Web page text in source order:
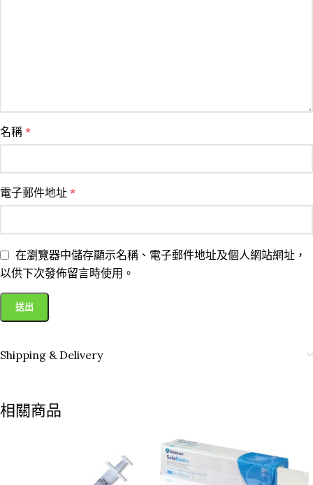
名稱 *
電子郵件地址 *
在瀏覽器中儲存顯示名稱、電子郵件地址及個人網站網址，
以供下次發佈留言時使用。
Shipping & Delivery
相關商品